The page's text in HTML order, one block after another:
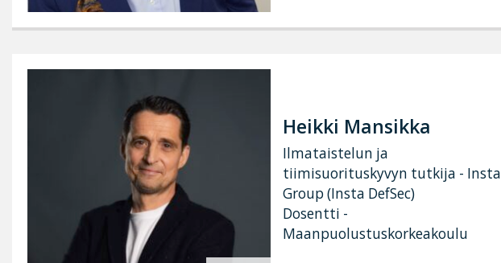
Heikki Mansikka
Ilmataistelun ja
tiimisuorituskyvyn tutkija - Insta
Group (Insta DefSec)
Dosentti -
Maanpuolustuskorkeakoulu